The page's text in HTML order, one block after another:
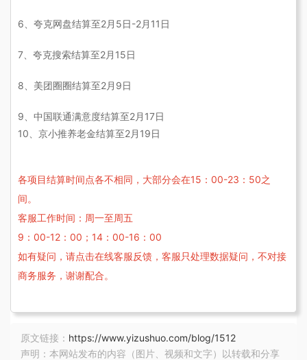
6、 夸克网盘结算至2月5日-2月11日
7、 夸克搜索结算至2月15日
8、美团圈圈结算至2月9日
9、中国联通满意度结算至2月17日
10、京小推养老金结算至2月19日
各项目结算时间点各不相同，大部分会在15：00-23：50之
间。
客服工作时间：周一至周五
9：00-12：00；14：00-16：00
如有疑问，请点击在线客服反馈，客服只处理数据疑问，不对接
商务服务，谢谢配合。
原文链接： https://www.yizushuo.com/blog/1512
声明：本网站发布的内容（图片、视频和文字）以转载和分享